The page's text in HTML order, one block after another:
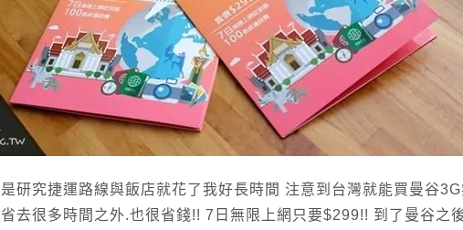
研究捷運路線與飯店就花了我好長時間 注意到台灣就能買曼谷
去很多時間之外.也很省錢!! 7日無限上網只要$299!! 到了曼谷之